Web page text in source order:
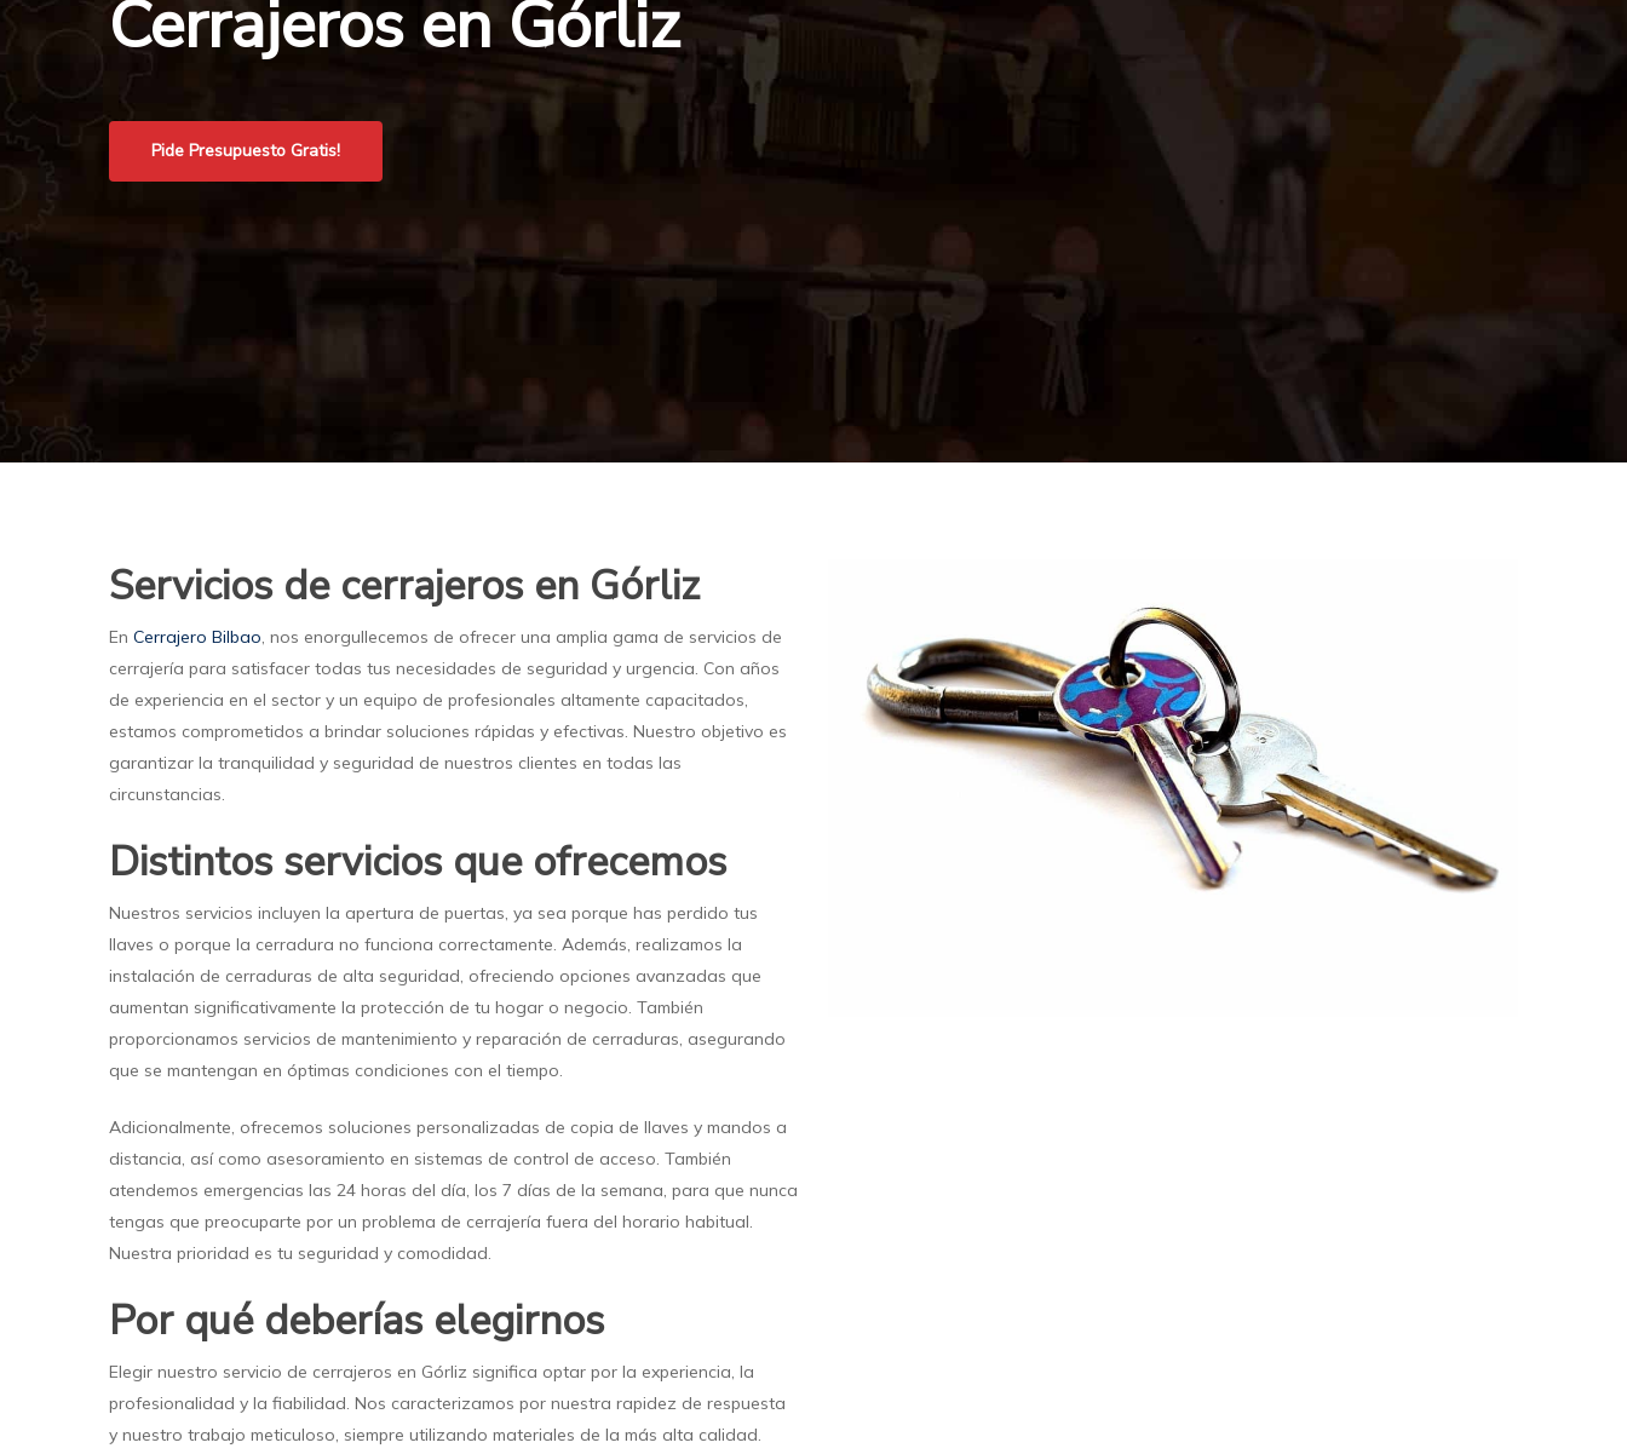
Cerrajeros en Górliz
Pide Presupuesto Gratis!
Servicios de cerrajeros en Górliz
EnCerrajero Bilbao, nos enorgullecemos de ofrecer una amplia gama de servicios de
cerrajería para satisfacer todas tus necesidades de seguridad y urgencia. Con años
de experiencia en el sector y un equipo de profesionales altamente capacitados,
estamos comprometidos a brindar soluciones rápidas y efectivas. Nuestro objetivo es
garantizar la tranquilidad y seguridad de nuestros clientes en todas las
circunstancias.
Distintos servicios que ofrecemos
Nuestros servicios incluyen la apertura de puertas, ya sea porque has perdido tus
llaves o porque la cerradura no funciona correctamente. Además, realizamos la
instalación de cerraduras de alta seguridad, ofreciendo opciones avanzadas que
aumentan significativamente la protección de tu hogar o negocio. También
proporcionamos servicios de mantenimiento y reparación de cerraduras, asegurando
que se mantengan en óptimas condiciones con el tiempo.
Adicionalmente, ofrecemos soluciones personalizadas de copia de llaves y mandos a
distancia, así como asesoramiento en sistemas de control de acceso. También
atendemos emergencias las 24 horas del día, los 7 días de la semana, para que nunca
tengas que preocuparte por un problema de cerrajería fuera del horario habitual.
Nuestra prioridad es tu seguridad y comodidad.
Por qué deberías elegirnos
Elegir nuestro servicio de cerrajeros en Górliz significa optar por la experiencia, la
profesionalidad y la fiabilidad. Nos caracterizamos por nuestra rapidez de respuesta
y nuestro trabajo meticuloso, siempre utilizando materiales de la más alta calidad.